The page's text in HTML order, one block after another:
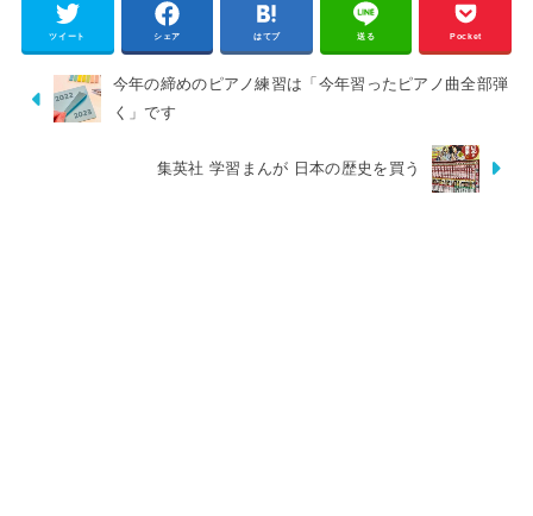
ツイート シェア はてブ 送る Pocket
今年の締めのピアノ練習は「今年習ったピアノ曲全部弾
く」です
集英社 学習まんが 日本の歴史を買う